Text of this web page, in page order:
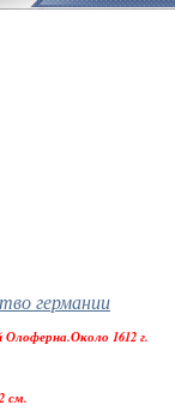
германии
1612 г.
см.